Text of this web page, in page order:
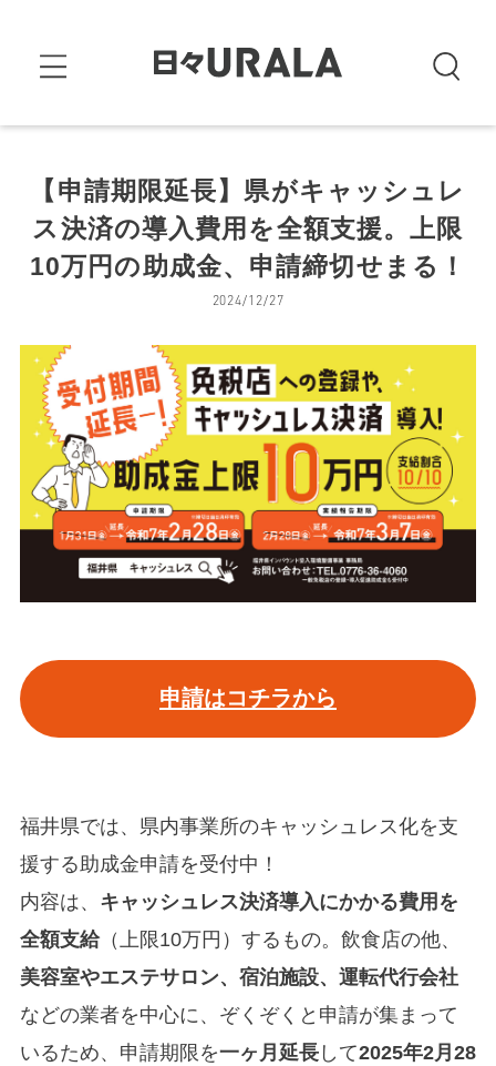
【申請期限延長】県がキャッシュレ
ス決済の導入費用を全額支援。上限
10万円の助成金、申請締切せまる！
2024/12/27
申請はコチラから
福井県では、県内事業所のキャッシュレス化を支
援する助成金申請を受付中！
内容は、 キャッシュレス決済導入にかかる費用を
全額支給（上限10万円）するもの。飲食店の他、
美容室やエステサロン、宿泊施設、運転代行会社
などの業者を中心に、ぞくぞくと申請が集まって
いるため、申請期限を一ヶ月延長して2025年2月28